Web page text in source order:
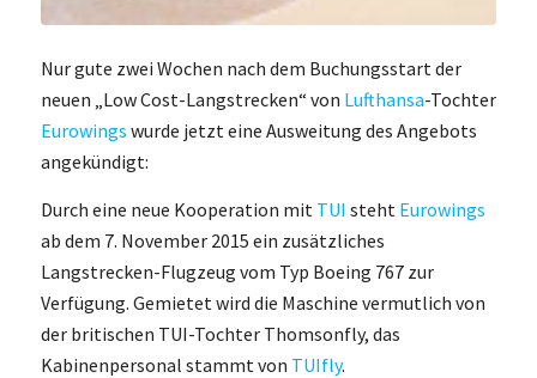
Nur gute zwei Wochen nach dem Buchungsstart der
neuen „Low Cost-Langstrecken“ von Lufthansa-Tochter
Eurowings wurde jetzt eine Ausweitung des Angebots
angekündigt:
Durch eine neue Kooperation mit TUI steht Eurowings
ab dem 7. November 2015 ein zusätzliches
Langstrecken-Flugzeug vom Typ Boeing 767 zur
Verfügung. Gemietet wird die Maschine vermutlich von
der britischen TUI-Tochter Thomsonfly, das
Kabinenpersonal stammt von TUIfly.